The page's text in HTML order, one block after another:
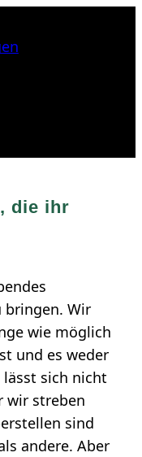
die ihr
bringen. Wir
wie möglich
und es weder
sich nicht
wir streben
sind
andere. Aber